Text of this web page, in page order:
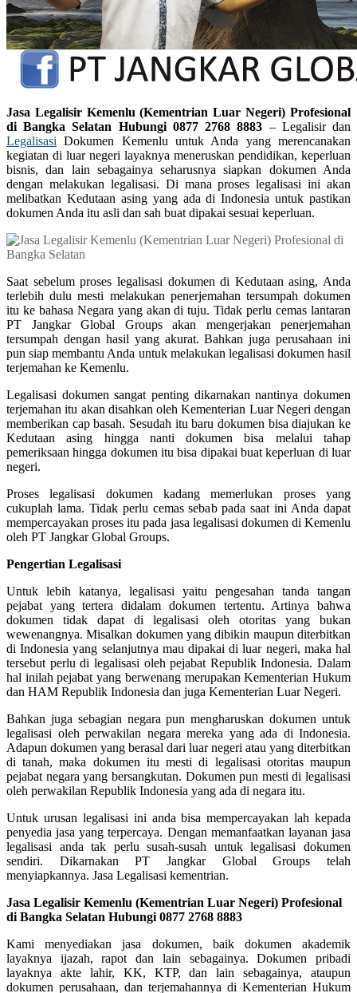
Jasa Legalisir Kemenlu (Kementrian Luar Negeri) Profesional
di Bangka Selatan Hubungi 0877 2768 8883 – Legalisir dan
Legalisasi Dokumen Kemenlu untuk Anda yang merencanakan
kegiatan di luar negeri layaknya meneruskan pendidikan, keperluan
bisnis, dan lain sebagainya seharusnya siapkan dokumen Anda
dengan melakukan legalisasi. Di mana proses legalisasi ini akan
melibatkan Kedutaan asing yang ada di Indonesia untuk pastikan
dokumen Anda itu asli dan sah buat dipakai sesuai keperluan.
Saat sebelum proses legalisasi dokumen di Kedutaan asing, Anda
terlebih dulu mesti melakukan penerjemahan tersumpah dokumen
itu ke bahasa Negara yang akan di tuju. Tidak perlu cemas lantaran
PT Jangkar Global Groups akan mengerjakan penerjemahan
tersumpah dengan hasil yang akurat. Bahkan juga perusahaan ini
pun siap membantu Anda untuk melakukan legalisasi dokumen hasil
terjemahan ke Kemenlu.
Legalisasi dokumen sangat penting dikarnakan nantinya dokumen
terjemahan itu akan disahkan oleh Kementerian Luar Negeri dengan
memberikan cap basah. Sesudah itu baru dokumen bisa diajukan ke
Kedutaan asing hingga nanti dokumen bisa melalui tahap
pemeriksaan hingga dokumen itu bisa dipakai buat keperluan di luar
negeri.
Proses legalisasi dokumen kadang memerlukan proses yang
cukuplah lama. Tidak perlu cemas sebab pada saat ini Anda dapat
mempercayakan proses itu pada jasa legalisasi dokumen di Kemenlu
oleh PT Jangkar Global Groups.
Pengertian Legalisasi
Untuk lebih katanya, legalisasi yaitu pengesahan tanda tangan
pejabat yang tertera didalam dokumen tertentu. Artinya bahwa
dokumen tidak dapat di legalisasi oleh otoritas yang bukan
wewenangnya. Misalkan dokumen yang dibikin maupun diterbitkan
di Indonesia yang selanjutnya mau dipakai di luar negeri, maka hal
tersebut perlu di legalisasi oleh pejabat Republik Indonesia. Dalam
hal inilah pejabat yang berwenang merupakan Kementerian Hukum
dan HAM Republik Indonesia dan juga Kementerian Luar Negeri.
Bahkan juga sebagian negara pun mengharuskan dokumen untuk
legalisasi oleh perwakilan negara mereka yang ada di Indonesia.
Adapun dokumen yang berasal dari luar negeri atau yang diterbitkan
di tanah, maka dokumen itu mesti di legalisasi otoritas maupun
pejabat negara yang bersangkutan. Dokumen pun mesti di legalisasi
oleh perwakilan Republik Indonesia yang ada di negara itu.
Untuk urusan legalisasi ini anda bisa mempercayakan lah kepada
penyedia jasa yang terpercaya. Dengan memanfaatkan layanan jasa
legalisasi anda tak perlu susah-susah untuk legalisasi dokumen
sendiri. Dikarnakan PT Jangkar Global Groups telah
menyiapkannya. Jasa Legalisasi kementrian.
Jasa Legalisir Kemenlu (Kementrian Luar Negeri) Profesional
di Bangka Selatan Hubungi 0877 2768 8883
Kami menyediakan jasa dokumen, baik dokumen akademik
layaknya ijazah, rapot dan lain sebagainya. Dokumen pribadi
layaknya akte lahir, KK, KTP, dan lain sebagainya, ataupun
dokumen perusahaan, dan terjemahannya di Kementerian Hukum